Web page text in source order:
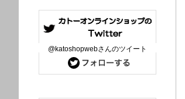
@katoshopwebさんのツイート